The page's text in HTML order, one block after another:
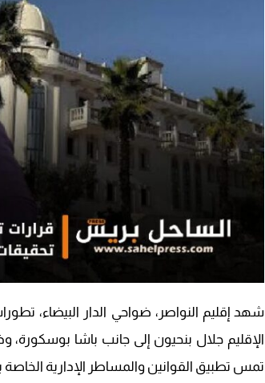
شهد إقليم النواصر، ضواحي الدار البيضاء،
الإقليم جلال بنحيون إلى جانب باشا
تمس تطبيق القوانين والمساطر الإدارية الخاصة